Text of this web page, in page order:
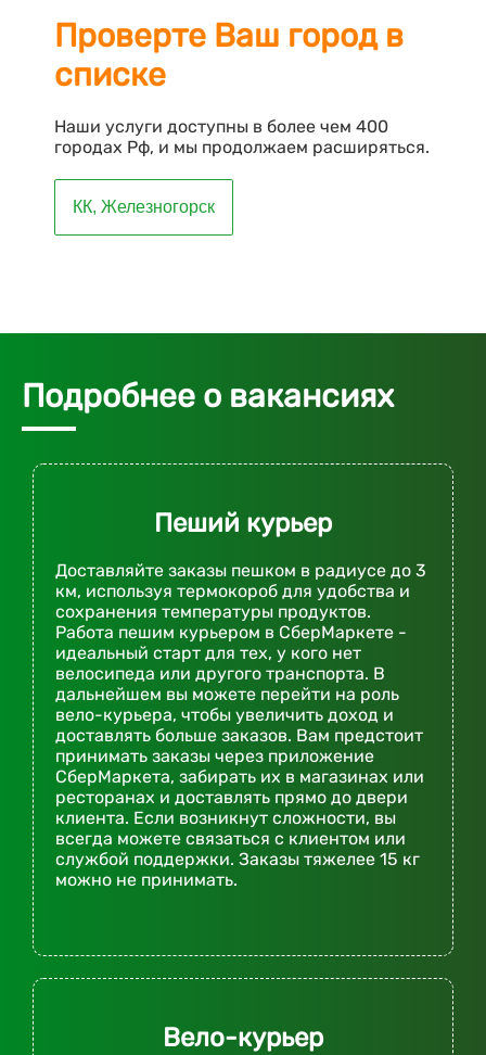
Проверте Ваш город в
списке
Наши услуги доступны в более чем 400
городах Рф, и мы продолжаем расширяться.
КК, Железногорск
Подробнее о вакансиях
Пеший курьер
Доставляйте заказы пешком в радиусе до 3
км, используя термокороб для удобства и
сохранения температуры продуктов.
Работа пешим курьером в СберМаркете -
идеальный старт для тех, у кого нет
велосипеда или другого транспорта. В
дальнейшем вы можете перейти на роль
вело-курьера, чтобы увеличить доход и
доставлять больше заказов. Вам предстоит
принимать заказы через приложение
СберМаркета, забирать их в магазинах или
ресторанах и доставлять прямо до двери
клиента. Если возникнут сложности, вы
всегда можете связаться с клиентом или
службой поддержки. Заказы тяжелее 15 кг
можно не принимать.
Вело-курьер